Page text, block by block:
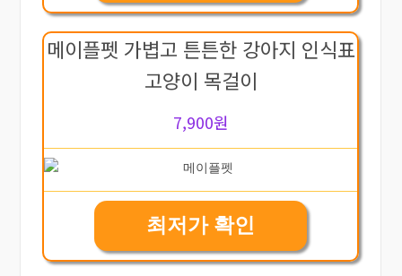
메이플펫 가볍고 튼튼한 강아지 인식표
고양이 목걸이
7,900원
최저가 확인